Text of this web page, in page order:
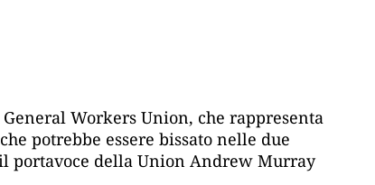
Workers Union, che rappresenta
potrebbe essere bissato nelle due
portavoce della Union Andrew Murray